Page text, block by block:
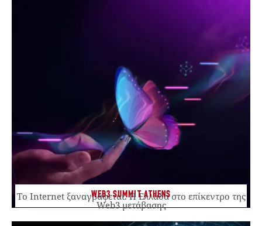
WEB3 SUMMIT ATHENS
Το Internet ξαναγράφεται. Η Ελλάδα στο επίκεντρο της
Web3 μετάβασης